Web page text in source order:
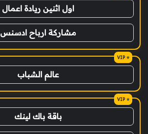
اول اثنين ريادة اعمال
مشاركة ارباح ادسنس
عالم الشباب
باقة باك لينك